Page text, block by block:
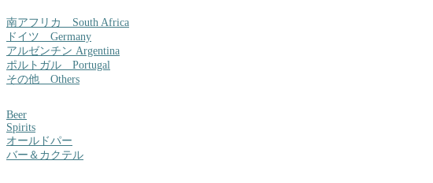
南アフリカ South Africa
ドイツ Germany
アルゼンチン Argentina
ポルトガル Portugal
その他 Others
Beer
Spirits
オールドパー
バー＆カクテル